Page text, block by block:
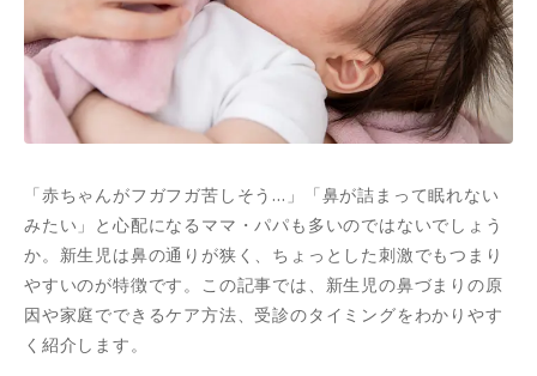
「赤ちゃんがフガフガ苦しそう…」「鼻が詰まって眠れない
みたい」と心配になるママ・パパも多いのではないでしょう
か。新生児は鼻の通りが狭く、ちょっとした刺激でもつまり
やすいのが特徴です。この記事では、新生児の鼻づまりの原
因や家庭でできるケア方法、受診のタイミングをわかりやす
く紹介します。